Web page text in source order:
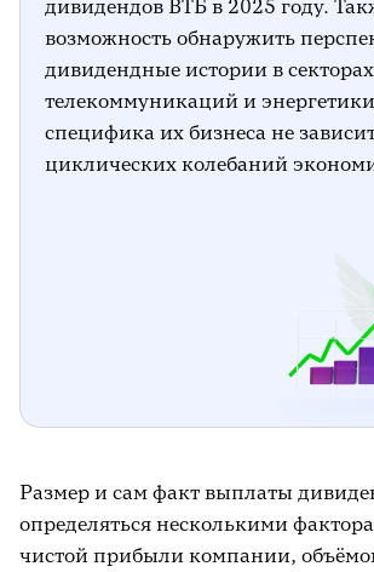
дивидендов ВТБ в 2025 году.
возможность обнаружить
дивидендные истории в секторах
телекоммуникаций и
специфика их бизнеса не
циклических колебаний
Размер и сам факт выплаты
определяться несколькими
чистой прибыли компании,